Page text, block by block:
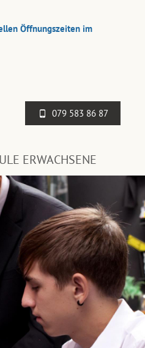
Öffnungszeiten im
079 583 86 87
ERWACHSENE